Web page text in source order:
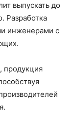
выпускать до
Разработка
инженерами с
продукция